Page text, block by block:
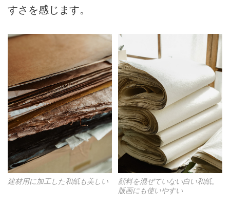
すさを感じます。
建材用に加工した和紙も美しい
顔料を混ぜていない白い和紙。
版画にも使いやすい